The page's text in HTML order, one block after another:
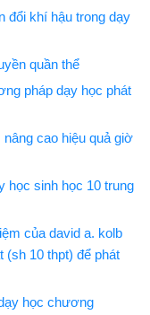
đổi khí hậu trong dạy
quần thể
pháp dạy học phát
cao hiệu quả giờ
học sinh học 10 trung
của david a. kolb
(sh 10 thpt) để phát
học chương